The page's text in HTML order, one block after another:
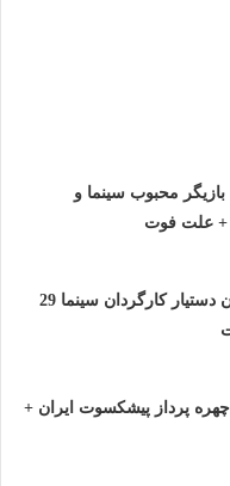
محبوب سینما و
درگذشت رضا امینیان دستیار کارگردان سینما 29
پرداز پیشکسوت ایران +